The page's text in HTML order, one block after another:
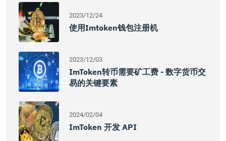
2023/12/24
使用imtoken钱包注册机
2023/12/03
ImToken转币需要矿工费 - 数字货币交
易的关键要素
2024/02/04
ImToken 开发 API